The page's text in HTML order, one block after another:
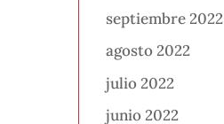
septiembre 2022
agosto 2022
julio 2022
junio 2022